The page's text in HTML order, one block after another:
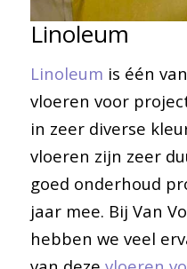
Linoleum
Linoleum is één
vloeren voor
in zeer diverse
vloeren zijn zeer
goed onderhoud
jaar mee. Bij Van
hebben we veel